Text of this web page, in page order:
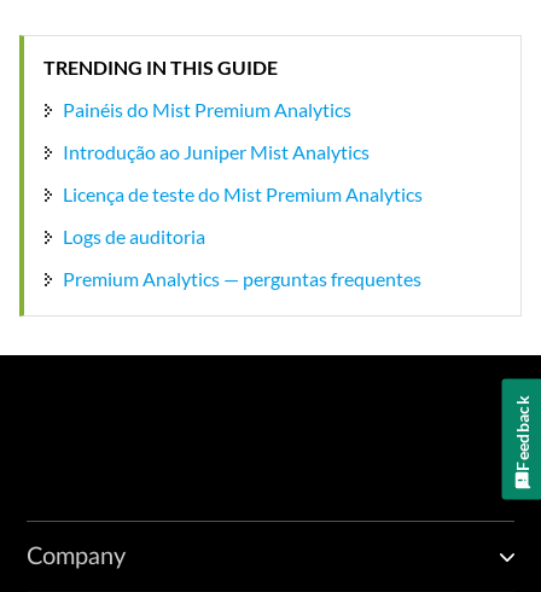
TRENDING IN THIS GUIDE
Painéis do Mist Premium Analytics
Introdução ao Juniper Mist Analytics
Licença de teste do Mist Premium Analytics
Logs de auditoria
Premium Analytics — perguntas frequentes
Company
Feedback